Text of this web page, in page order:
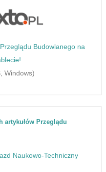
Budowlanego na
Windows)
artykułów Przeglądu
Naukowo-Techniczny